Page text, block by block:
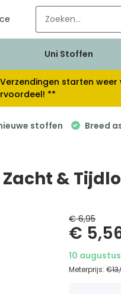
Uni Stoffen
starten
**
stoffen Breed
&
€ 6,95
€
10
Meterprijs: